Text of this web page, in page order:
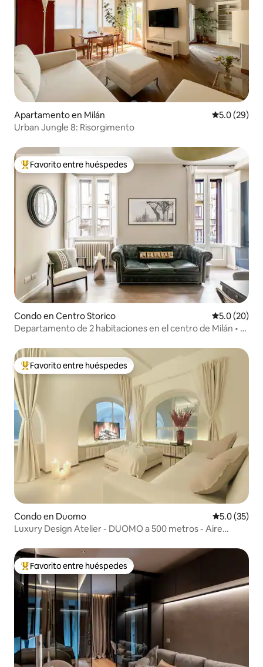
Apartamento en Milán Calificación
5.0 (29)
Urban Jungle 8: Risorgimento
Favorito entre huéspedes preferido
Favorito entre huéspedes
Condo en Centro Storico Calificación
5.0 (20)
Departamento de 2 habitaciones en el centro de Milán • A
Favorito entre huéspedes preferido
Favorito entre huéspedes
Condo en Duomo Calificación
5.0 (35)
Luxury Design Atelier - DUOMO a 500 metros - Aire
Favorito entre huéspedes preferido
Favorito entre huéspedes